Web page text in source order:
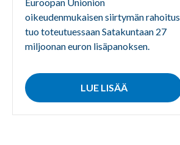
oikeudenmukaisen siirtymän rahoitus
tuo toteutuessaan Satakuntaan 27
miljoonan euron lisäpanoksen.
LUE LISÄÄ